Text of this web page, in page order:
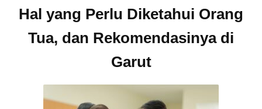
Hal yang Perlu Diketahui Orang
Tua, dan Rekomendasinya di
Garut